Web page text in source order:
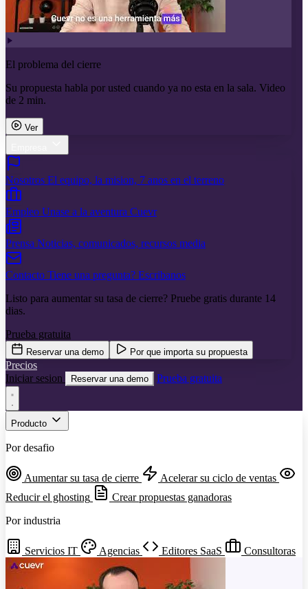
El problema del cierre
Su propuesta habla por usted cuando ya no esta en la sala. Video
de 2 min.
Ver
Nosotros El equipo, la mision, 7 anos en el terreno
Empleo Unase a la aventura Cuevr
Prensa Noticias, comunicados, recursos media
Contacto Tiene una pregunta? Escribanos
Listo para aumentar su tasa de cierre? Pruebe gratis durante 14
dias.
Prueba gratuita
Reservar una demo Por que importa su propuesta
Precios
Iniciar sesion
Reservar una demo Prueba gratuita
Producto
Por desafio
Aumentar su tasa de cierre
Acelerar su ciclo de ventas
Reducir el ghosting
Crear propuestas ganadoras
Por industria
Servicios IT Agencias Editores SaaS Consultoras